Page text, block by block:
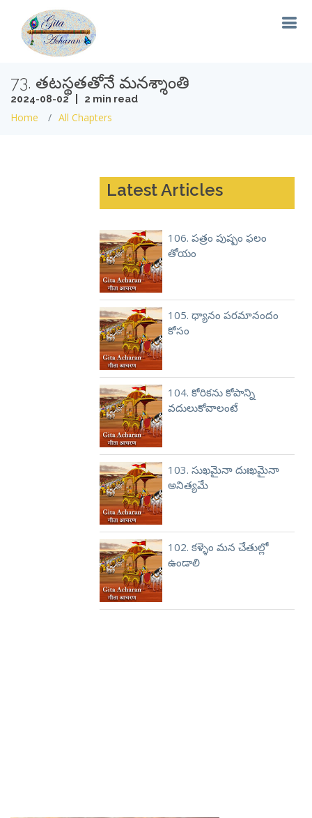
73. తటస్థతతోనే మనశ్శాంతి
2024-08-02 | 2 min read
Home All Chapters
Latest Articles
106. పత్రం పుష్పం ఫలం
తోయం
105. ధ్యానం పరమానందం
కోసం
104. కోరికను కోపాన్ని
వదులుకోవాలంటే
103. సుఖమైనా దుఃఖమైనా
అనిత్యమే
102. కళ్ళెం మన చేతుల్లో
ఉండాలి